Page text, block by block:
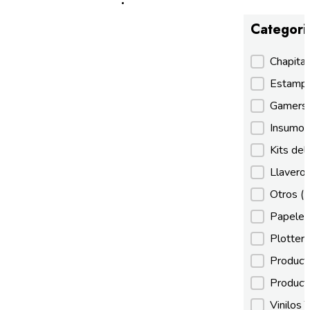
Gamers
Kits
Otros
Vinilos